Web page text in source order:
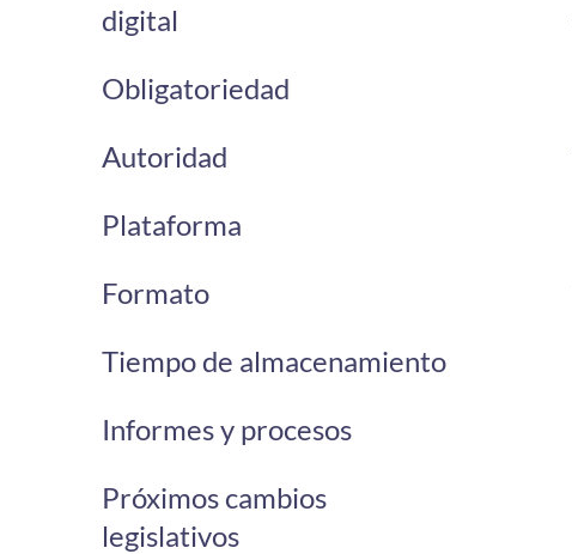
digital
Obligatoriedad
Autoridad
Plataforma
Formato
Tiempo de almacenamiento
Informes y procesos
Próximos cambios
legislativos